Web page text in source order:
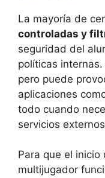
La mayoría de
controladas y
seguridad del
políticas
pero puede
aplicaciones
todo cuando
servicios
Para que el inicio
multijugador